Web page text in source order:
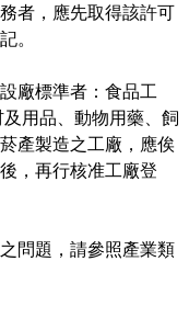
關係公開專區
者，應先取得該許可
。
廠標準者：食品工
用品、動物用藥、飼
產製造之工廠，應俟
，再行核准工廠登
問題，請參照產業類